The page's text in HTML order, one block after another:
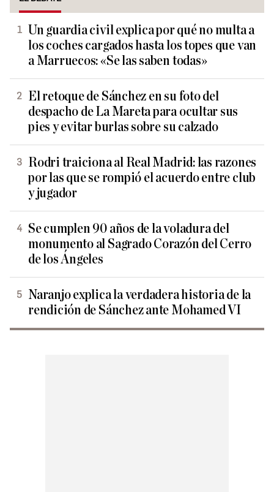
Un guardia civil explica por qué no multa a
los coches cargados hasta los topes que van
a Marruecos: «Se las saben todas»
El retoque de Sánchez en su foto del
despacho de La Mareta para ocultar sus
pies y evitar burlas sobre su calzado
Rodri traiciona al Real Madrid: las razones
por las que se rompió el acuerdo entre club
y jugador
Se cumplen 90 años de la voladura del
monumento al Sagrado Corazón del Cerro
de los Ángeles
Naranjo explica la verdadera historia de la
rendición de Sánchez ante Mohamed VI